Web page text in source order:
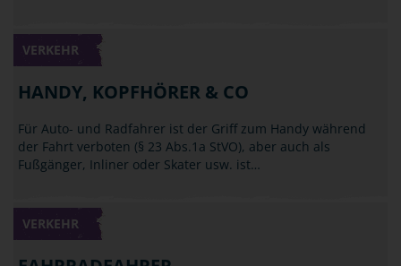
VERKEHR
HANDY, KOPFHÖRER & CO
Für Auto- und Radfahrer ist der Griff zum Handy während
der Fahrt verboten (§ 23 Abs.1a StVO), aber auch als
Fußgänger, Inliner oder Skater usw. ist…
VERKEHR